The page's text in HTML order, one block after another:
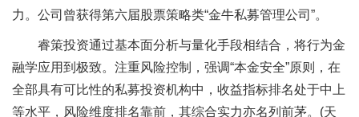
力。公司曾获得第六届股票策略类“金牛私募管理公司”。
睿策投资通过基本面分析与量化手段相结合，将行为金
融学应用到极致。注重风险控制，强调“本金安全”原则，在
全部具有可比性的私募投资机构中，收益指标排名处于中上
等水平，风险维度排名靠前，其综合实力亦名列前茅。(天